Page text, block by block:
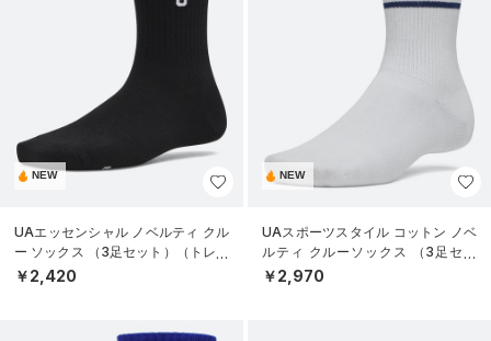
NEW
UAエッセンシャル ノベルティ クル
ー ソックス （3足セット）（トレー
ニング/WOMEN）
￥2,420
NEW
UAスポーツスタイル コットン ノベ
ルティ クルーソックス （3足セッ
ト）（トレーニング/UNISEX）
￥2,970